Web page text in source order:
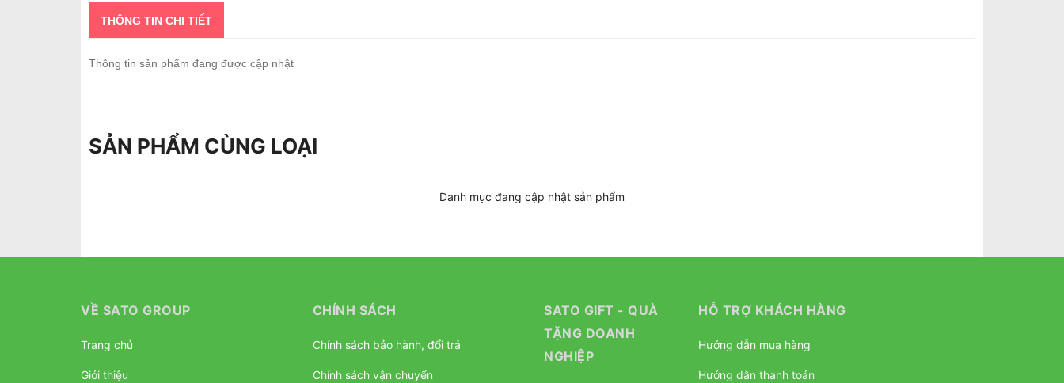
THÔNG TIN CHI TIẾT
Thông tin sản phẩm đang được cập nhật
SẢN PHẨM CÙNG LOẠI
Danh mục đang cập nhật sản phẩm
VỀ SATO GROUP
Trang chủ
Giới thiệu
CHÍNH SÁCH
Chính sách bảo hành, đổi trả
Chính sách vận chuyển
SATO GIFT - QUÀ
TẶNG DOANH
NGHIỆP
HỖ TRỢ KHÁCH HÀNG
Hướng dẫn mua hàng
Hướng dẫn thanh toán